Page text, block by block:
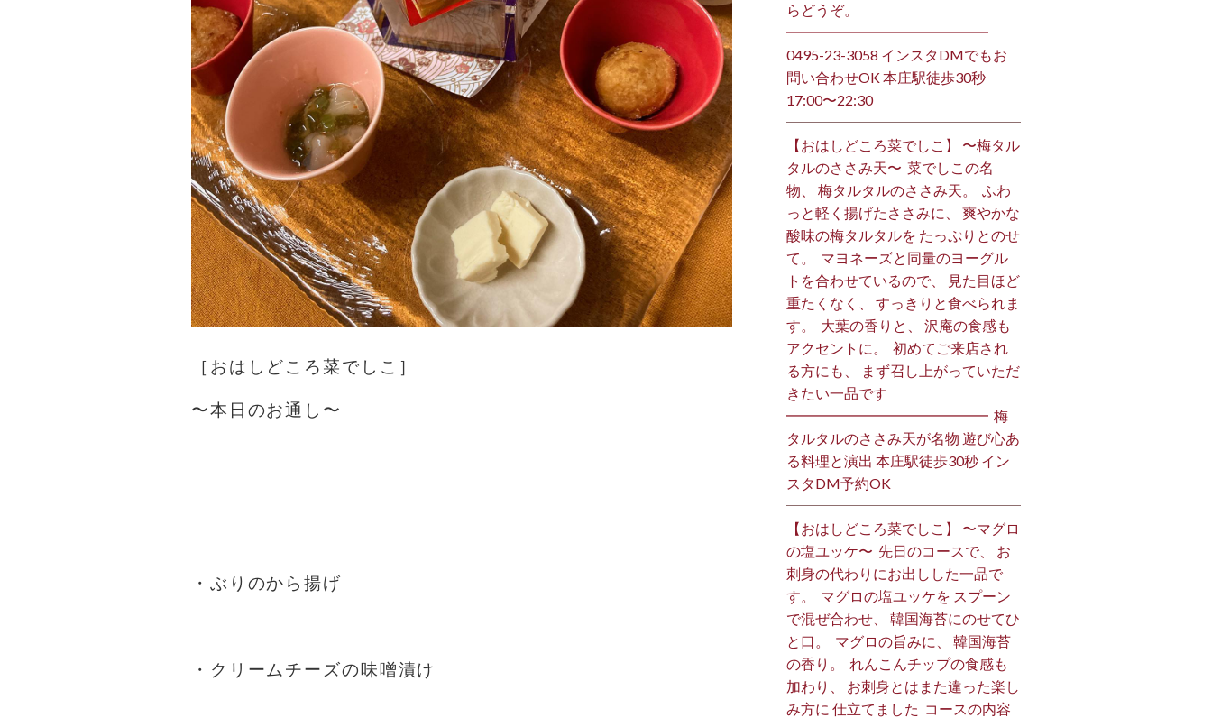
［おはしどころ菜でしこ］
〜本日のお通し〜
・ぶりのから揚げ
・クリームチーズの味噌漬け
らどうぞ。 ⁡
━━━━━━━━━━━━━━ ⁡
️0495-23-3058 インスタDMでもお
問い合わせOK 本庄駅徒歩30秒
17:00〜22:30 ⁡
【おはしどころ菜でしこ】 〜梅タル
タルのささみ天〜 ⁡ 菜でしこの名
物、 梅タルタルのささみ天。 ⁡ ふわ
っと軽く揚げたささみに、 爽やかな
酸味の梅タルタルを たっぷりとのせ
て。 ⁡ マヨネーズと同量のヨーグル
トを合わせているので、 見た目ほど
重たくなく、 すっきりと食べられま
す。 ⁡ 大葉の香りと、 沢庵の食感も
アクセントに。 ⁡ 初めてご来店され
る方にも、 まず召し上がっていただ
きたい一品です️ ⁡
━━━━━━━━━━━━━━ ⁡ 梅
タルタルのささみ天が名物 遊び心あ
る料理と演出 本庄駅徒歩30秒 イン
スタDM予約OK ⁡
【おはしどころ菜でしこ】 〜マグロ
の塩ユッケ〜 ⁡ 先日のコースで、 お
刺身の代わりにお出しした一品で
す。 ⁡ マグロの塩ユッケを スプーン
で混ぜ合わせ、 韓国海苔にのせてひ
と口。 ⁡ マグロの旨みに、 韓国海苔
の香り。 ⁡ れんこんチップの食感も
加わり、 お刺身とはまた違った楽し
み方に 仕立てました️ ⁡ コースの内容